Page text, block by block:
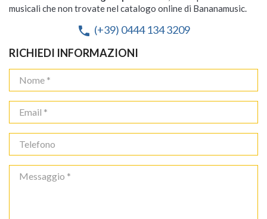
musicali che non trovate nel catalogo online di Bananamusic.
phone (+39) 0444 134 3209
RICHIEDI INFORMAZIONI